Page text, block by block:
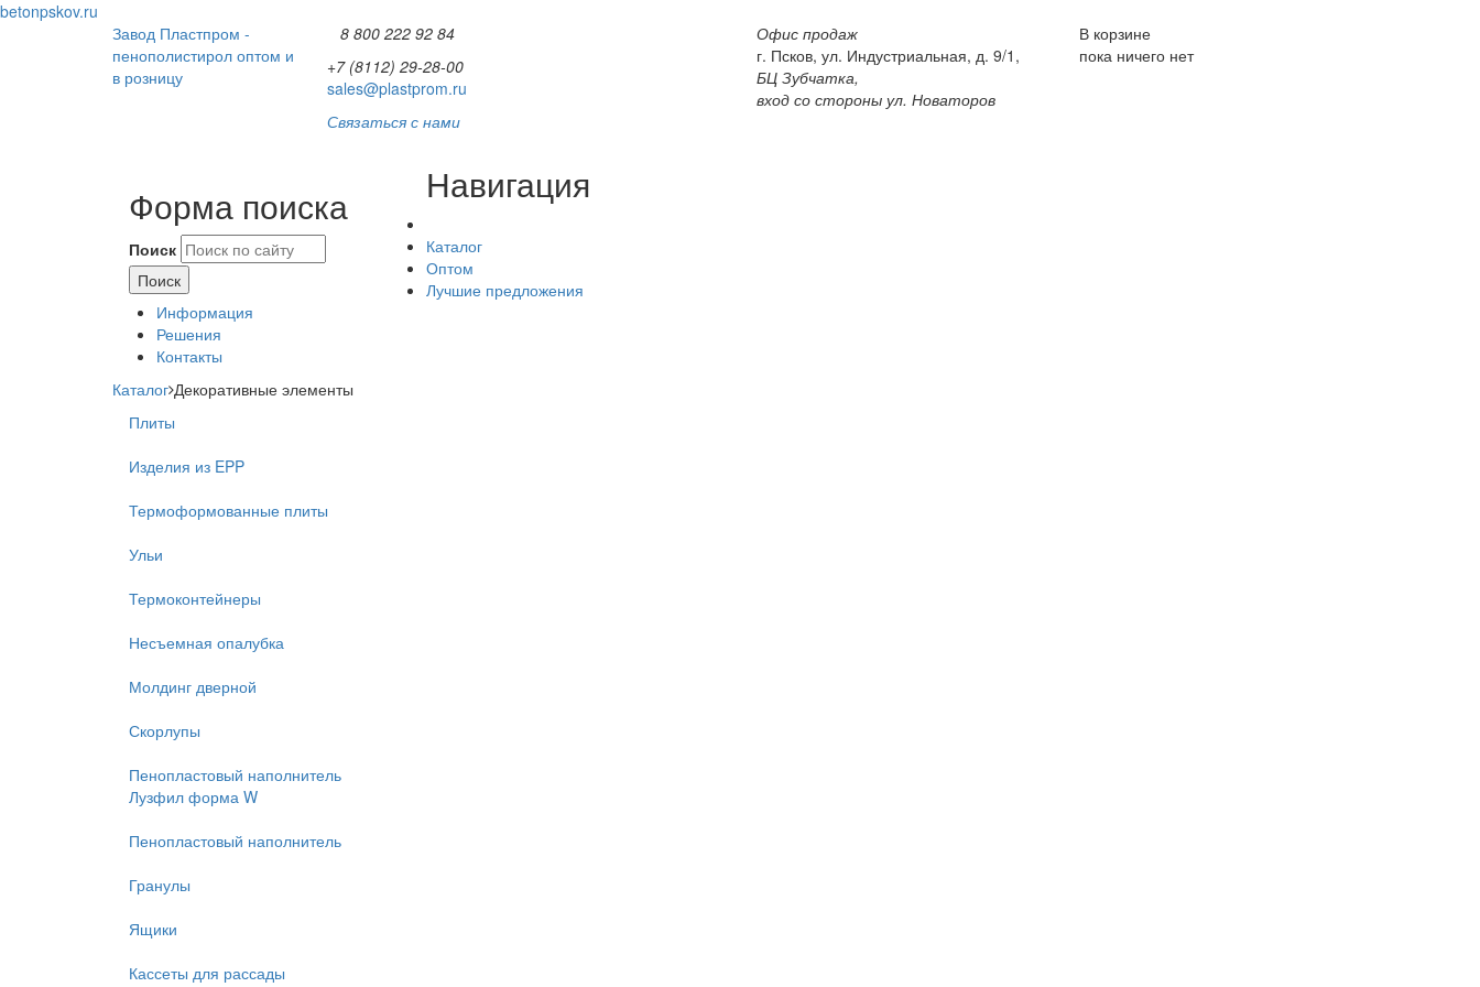
betonpskov.ru
Завод Пластпром -
пенополистирол оптом и
в розницу
8 800 222 92 84
+7 (8112) 29-28-00
sales@plastprom.ru
Связаться с нами
Офис продаж
г. Псков, ул. Индустриальная, д. 9/1,
БЦ Зубчатка,
вход со стороны ул. Новаторов
В корзине
пока ничего нет
Форма поиска
Поиск
Навигация
Каталог
Оптом
Лучшие предложения
Информация
Решения
Контакты
Каталог Декоративные элементы
Плиты
Изделия из EPP
Термоформованные плиты
Ульи
Термоконтейнеры
Несъемная опалубка
Молдинг дверной
Скорлупы
Пенопластовый наполнитель
Лузфил форма W
Пенопластовый наполнитель
Гранулы
Ящики
Кассеты для рассады